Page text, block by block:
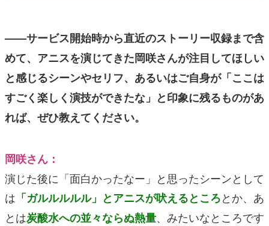
——サービス開始時から直近のストーリー収録まで含
めて、アニスを演じてきた岡咲さんが注目してほしい
と感じるシーンやセリフ、あるいはご自身が「ここは
すごく楽しく演技ができたな」と印象に残るものがあ
れば、ぜひ教えてください。
岡咲さん：
演じた後に「面白かったなー」と思ったシーンとして
は 「ガルルルルル」とアニスが吠えるところとか、あ
とは炭酸水への並々ならぬ熱量、みたいなところです